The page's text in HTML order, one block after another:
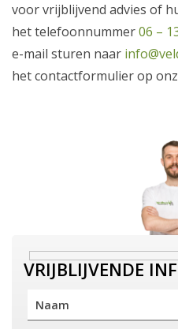
voor vrijblijvend advies of
het telefoonnummer06 –
e-mail sturen naar
het contactformulier op
VRIJBLIJVENDE